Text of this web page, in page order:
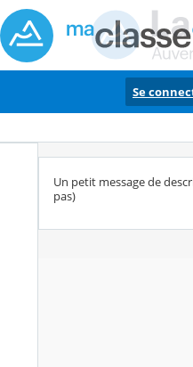
Se
Un petit message de
pas)